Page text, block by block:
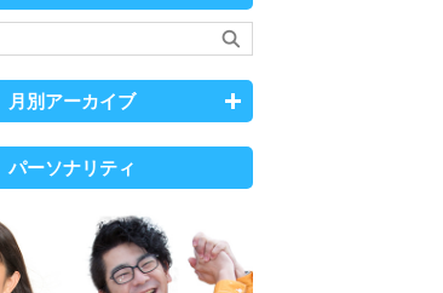
月別アーカイブ
パーソナリティ